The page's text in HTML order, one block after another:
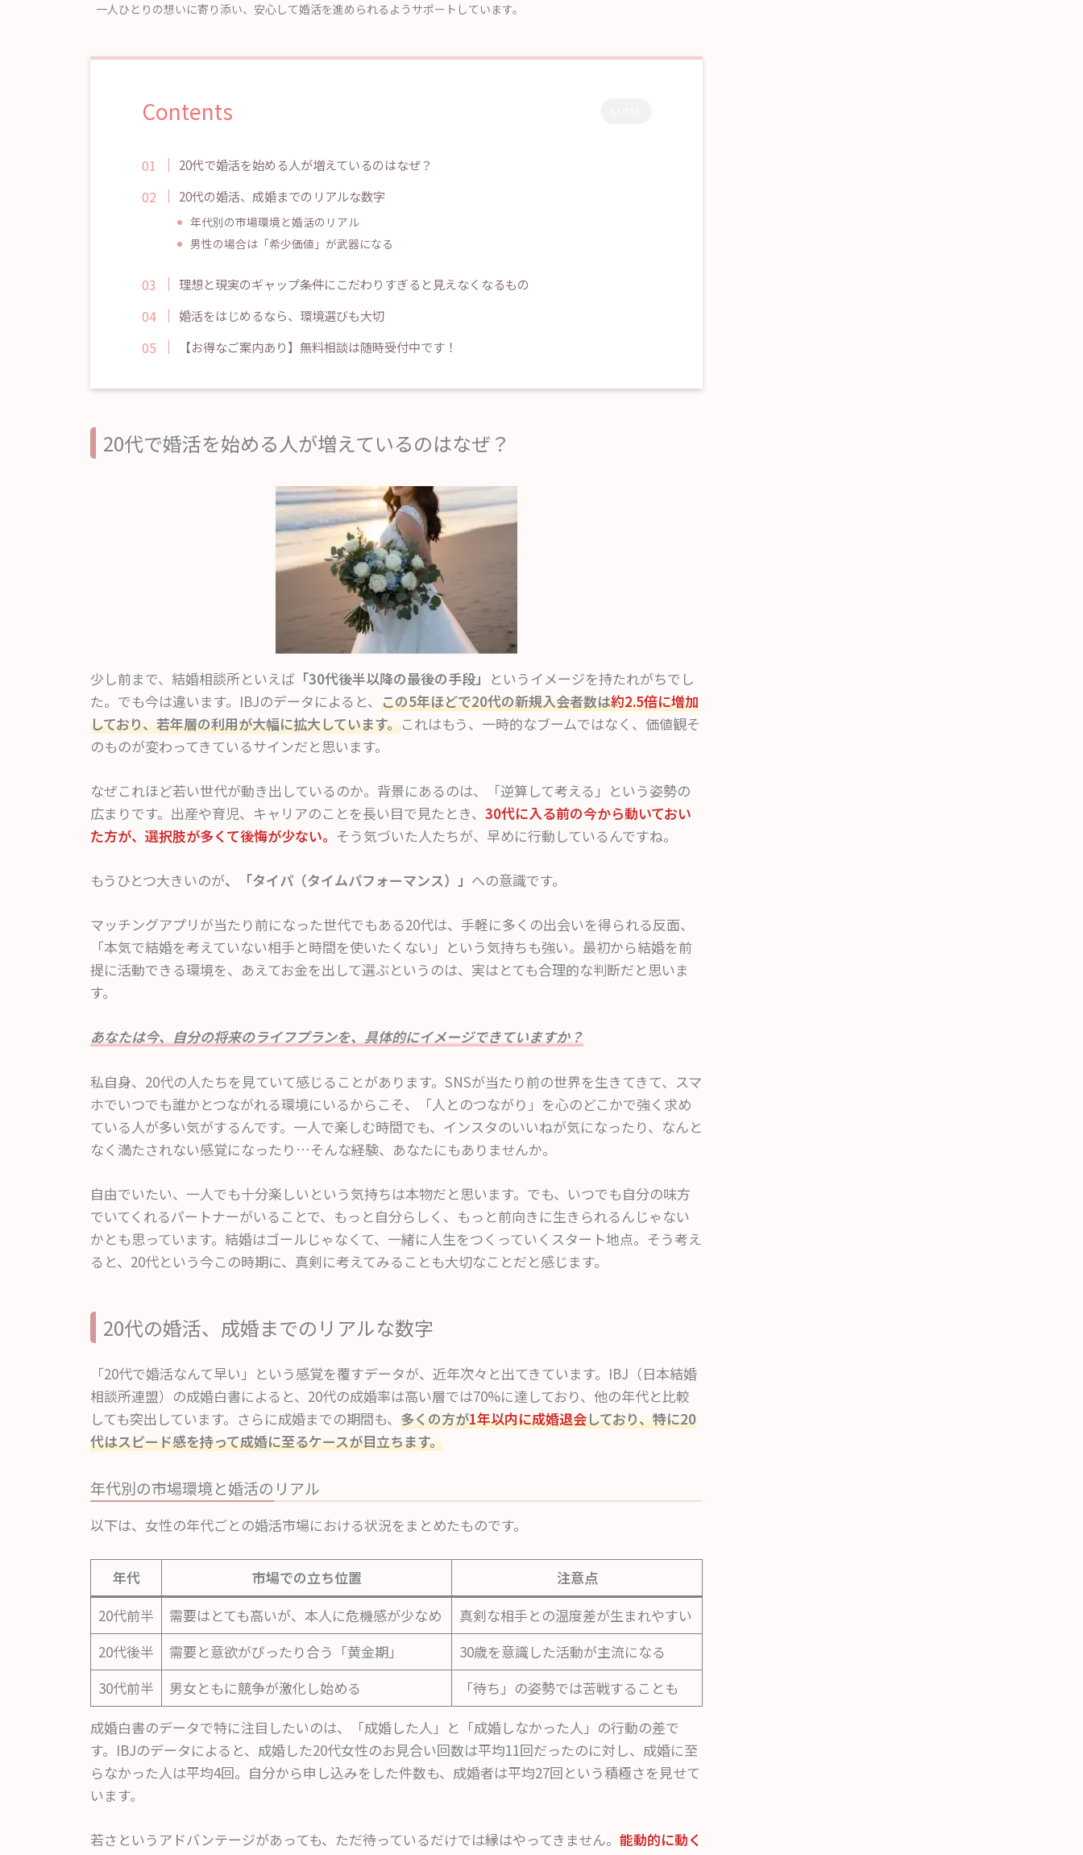
一人ひとりの想いに寄り添い、安心して婚活を進められるようサポートしています。
Contents
20代で婚活を始める人が増えているのはなぜ？
20代の婚活、成婚までのリアルな数字
年代別の市場環境と婚活のリアル
男性の場合は「希少価値」が武器になる
理想と現実のギャップ――条件にこだわりすぎると見えなくなるもの
婚活をはじめるなら、環境選びも大切
【お得なご案内あり】無料相談は随時受付中です！
20代で婚活を始める人が増えているのはなぜ？
少し前まで、結婚相談所といえば 「30代後半以降の最後の手段」 というイメージを持たれがちでし
た。でも今は違います。IBJのデータによると、 この5年ほどで20代の新規入会者数は約2.5倍に増加
しており、若年層の利用が大幅に拡大しています。これはもう、一時的なブームではなく、価値観そ
のものが変わってきているサインだと思います。
なぜこれほど若い世代が動き出しているのか。背景にあるのは、「逆算して考える」という姿勢の
広まりです。出産や育児、キャリアのことを長い目で見たとき、 30代に入る前の今から動いておい
た方が、選択肢が多くて後悔が少ない。 そう気づいた人たちが、早めに行動しているんですね。
もうひとつ大きいのが、「タイパ（タイムパフォーマンス）」 への意識です。
マッチングアプリが当たり前になった世代でもある20代は、手軽に多くの出会いを得られる反面、
「本気で結婚を考えていない相手と時間を使いたくない」という気持ちも強い。最初から結婚を前
提に活動できる環境を、あえてお金を出して選ぶというのは、実はとても合理的な判断だと思いま
す。
あなたは今、自分の将来のライフプランを、具体的にイメージできていますか？
私自身、20代の人たちを見ていて感じることがあります。SNSが当たり前の世界を生きてきて、スマ
ホでいつでも誰かとつながれる環境にいるからこそ、「人とのつながり」を心のどこかで強く求め
ている人が多い気がするんです。一人で楽しむ時間でも、インスタのいいねが気になったり、なんと
なく満たされない感覚になったり…そんな経験、あなたにもありませんか。
自由でいたい、一人でも十分楽しいという気持ちは本物だと思います。でも、いつでも自分の味方
でいてくれるパートナーがいることで、もっと自分らしく、もっと前向きに生きられるんじゃない
かとも思っています。結婚はゴールじゃなくて、一緒に人生をつくっていくスタート地点。そう考え
ると、20代という今この時期に、真剣に考えてみることも大切なことだと感じます。
20代の婚活、成婚までのリアルな数字
「20代で婚活なんて早い」という感覚を覆すデータが、近年次々と出てきています。IBJ（日本結婚
相談所連盟）の成婚白書によると、20代の成婚率は高い層では70%に達しており、他の年代と比較
しても突出しています。さらに成婚までの期間も、 多くの方が1年以内に成婚退会しており、特に20
代はスピード感を持って成婚に至るケースが目立ちます。
年代別の市場環境と婚活のリアル
以下は、女性の年代ごとの婚活市場における状況をまとめたものです。
年代 市場での立ち位置
注意点
20代前半
需要はとても高いが、本人に危機感が少なめ
真剣な相手との温度差が生まれやすい
20代後半
需要と意欲がぴったり合う「黄金期」
30歳を意識した活動が主流になる
30代前半
男女ともに競争が激化し始める
「待ち」の姿勢では苦戦することも
成婚白書のデータで特に注目したいのは、「成婚した人」と「成婚しなかった人」の行動の差で
す。IBJのデータによると、成婚した20代女性のお見合い回数は平均11回だったのに対し、成婚に至
らなかった人は平均4回。自分から申し込みをした件数も、成婚者は平均27回という積極さを見せて
います。
若さというアドバンテージがあっても、ただ待っているだけでは縁はやってきません。 能動的に動く